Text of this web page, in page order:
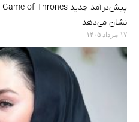
نشان می‌دهد
۱۷ مرداد ۱۴۰۵